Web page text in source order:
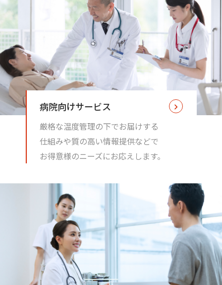
病院向けサービス
厳格な温度管理の下でお届けする
仕組みや質の高い情報提供などで
お得意様のニーズにお応えします。